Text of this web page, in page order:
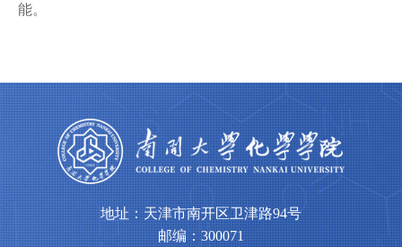
能。
地址：天津市南开区卫津路94号
邮编：300071